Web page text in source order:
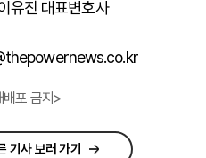
유진 대표변호사
포 금지>
기사 보러 가기